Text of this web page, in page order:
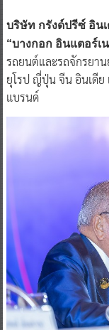
บริษัท กรังด์ปรีซ์ อิน
“บางกอก อินแตอร์เ
รถยนต์และรถจักรยา
ยุโรป ญี่ปุ่น จีน อินเดีย
แบรนด์